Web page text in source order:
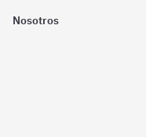
Nosotros